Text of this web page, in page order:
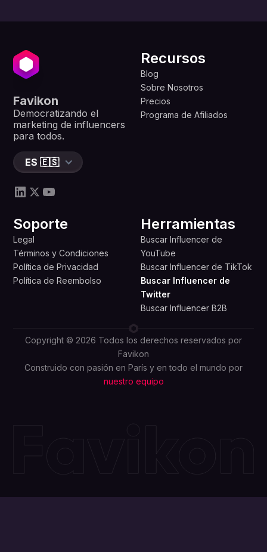
Favikon
Democratizando el
marketing de influencers
para todos.
ES 🇪🇸
Recursos
Blog
Sobre Nosotros
Precios
Programa de Afiliados
Soporte
Legal
Términos y Condiciones
Política de Privacidad
Política de Reembolso
Herramientas
Buscar Influencer de
YouTube
Buscar Influencer de TikTok
Buscar Influencer de
Twitter
Buscar Influencer B2B
Copyright © 2026 Todos los derechos reservados por
Favikon
Construido con pasión en París y en todo el mundo por
nuestro equipo